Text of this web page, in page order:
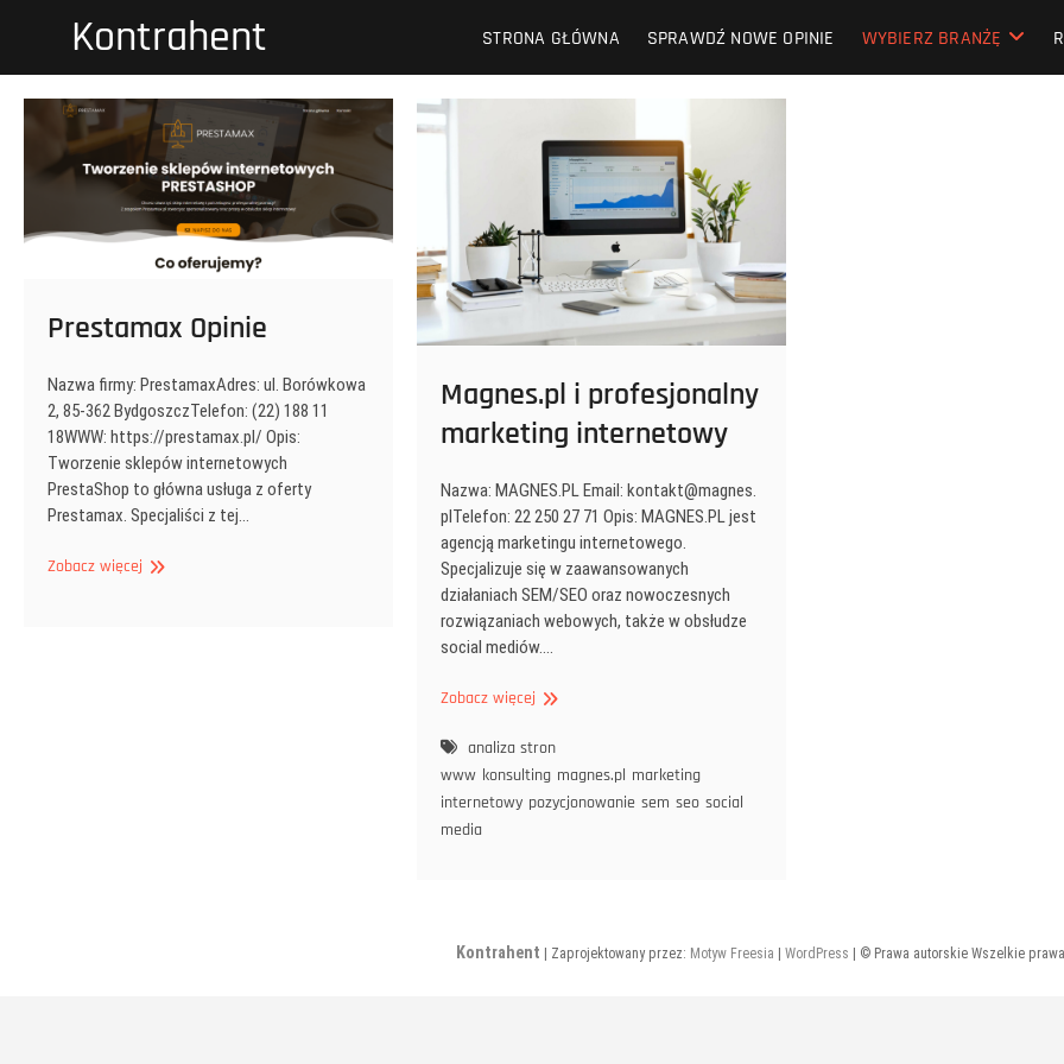
Kontrahent STRONA GŁÓWNA SPRAWDŹ NOWE OPINIE WYBIERZ BRANŻĘ
Prestamax Opinie
Nazwa firmy: PrestamaxAdres: ul. Borówkowa
2, 85-362 BydgoszczTelefon: (22) 188 11
18WWW: https://prestamax.pl/ Opis:
Tworzenie sklepów internetowych
PrestaShop to główna usługa z oferty
Prestamax. Specjaliści z tej…
Zobacz więcej Prestamax
Magnes.pl i profesjonalny
marketing internetowy
Nazwa: MAGNES.PL Email: kontakt@magnes.
plTelefon: 22 250 27 71 Opis: MAGNES.PL jest
agencją marketingu internetowego.
Specjalizuje się w zaawansowanych
działaniach SEM/SEO oraz nowoczesnych
rozwiązaniach webowych, także w obsłudze
social mediów.…
Zobacz więcej Magnes.pl
profesjonalny
marketing
internetowy
analiza stron
www konsulting magnes.pl marketing
internetowy pozycjonowanie sem seo social
media
Kontrahent | Zaprojektowany przez: Motyw Freesia | WordPress | © Prawa autorskie Wszelkie